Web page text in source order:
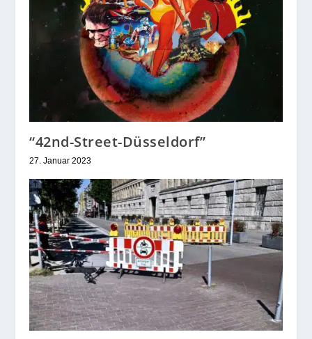
“42nd-Street-Düsseldorf”
27. Januar 2023